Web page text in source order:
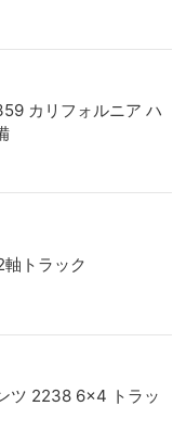
カリフォルニア ハ
トラック
ツ 2238 6x4 トラッ